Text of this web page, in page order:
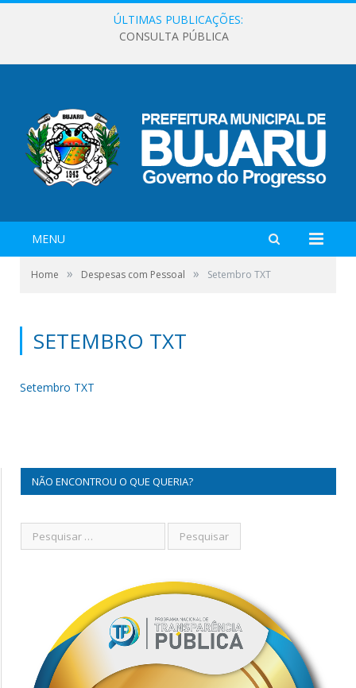
ÚLTIMAS PUBLICAÇÕES:
CONSULTA PÚBLICA
MENU
Home » Despesas com Pessoal » Setembro TXT
SETEMBRO TXT
Setembro TXT
NÃO ENCONTROU O QUE QUERIA?